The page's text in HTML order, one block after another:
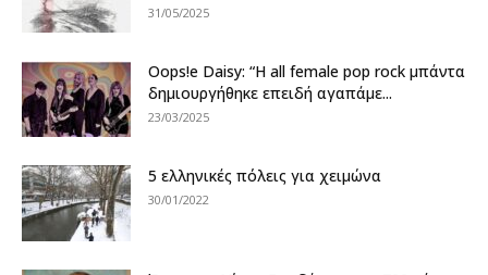
31/05/2025
Oops!e Daisy: “Η all female pop rock μπάντα
δημιουργήθηκε επειδή αγαπάμε...
23/03/2025
5 ελληνικές πόλεις για χειμώνα
30/01/2022